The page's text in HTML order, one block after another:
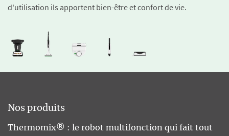
d'utilisation ils apportent bien-être et confort de vie.
Nos produits
Thermomix® : le robot multifonction qui fait tout